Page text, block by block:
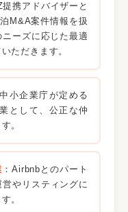
提携アドバイザーと
M&A案件情報を扱
ーズに応じた最適
ただきます。
中小企業庁が定める
として、公正な仲
。
：Airbnbとのパート
やリスティングに
。